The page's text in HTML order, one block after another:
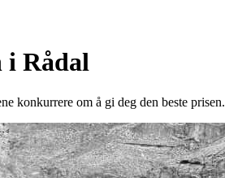
i Rådal
konkurrere om å gi deg den beste prisen.